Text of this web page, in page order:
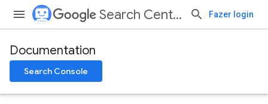
Search Central Fazer login
Documentation
Search Console